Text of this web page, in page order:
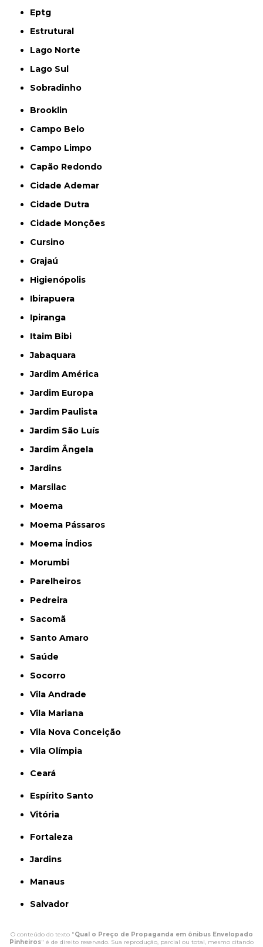
Eptg
Estrutural
Lago Norte
Lago Sul
Sobradinho
Brooklin
Campo Belo
Campo Limpo
Capão Redondo
Cidade Ademar
Cidade Dutra
Cidade Monções
Cursino
Grajaú
Higienópolis
Ibirapuera
Ipiranga
Itaim Bibi
Jabaquara
Jardim América
Jardim Europa
Jardim Paulista
Jardim São Luís
Jardim Ângela
Jardins
Marsilac
Moema
Moema Pássaros
Moema Índios
Morumbi
Parelheiros
Pedreira
Sacomã
Santo Amaro
Saúde
Socorro
Vila Andrade
Vila Mariana
Vila Nova Conceição
Vila Olímpia
Ceará
Espírito Santo
Vitória
Fortaleza
Jardins
Manaus
Salvador
O conteúdo do texto "Qual o Preço de Propaganda em ônibus Envelopado
Pinheiros" é de direito reservado. Sua reprodução, parcial ou total, mesmo citando